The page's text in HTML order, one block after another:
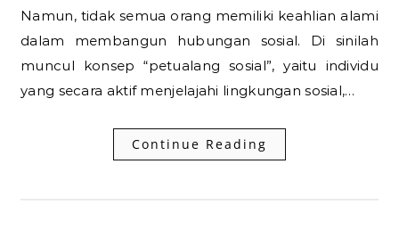
Namun, tidak semua orang memiliki keahlian alami
dalam membangun hubungan sosial. Di sinilah
muncul konsep “petualang sosial”, yaitu individu
yang secara aktif menjelajahi lingkungan sosial,…
Continue Reading